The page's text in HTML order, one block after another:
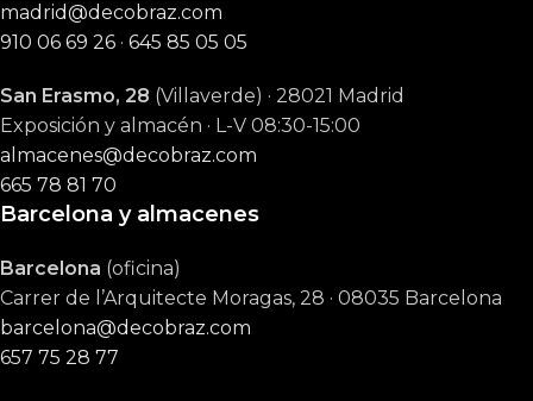
madrid@decobraz.com
910 06 69 26 · 645 85 05 05
San Erasmo, 28 (Villaverde) · 28021 Madrid
Exposición y almacén · L-V 08:30-15:00
almacenes@decobraz.com
665 78 81 70
Barcelona y almacenes
Barcelona (oficina)
Carrer de l’Arquitecte Moragas, 28 · 08035 Barcelona
barcelona@decobraz.com
657 75 28 77